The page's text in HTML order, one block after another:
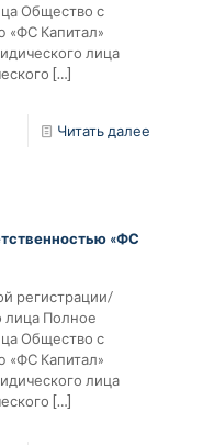
Общество с
«ФС Капитал»
лица
[…]
Читать далее
«ФС
регистрации/
лица Полное
Общество с
«ФС Капитал»
лица
[…]